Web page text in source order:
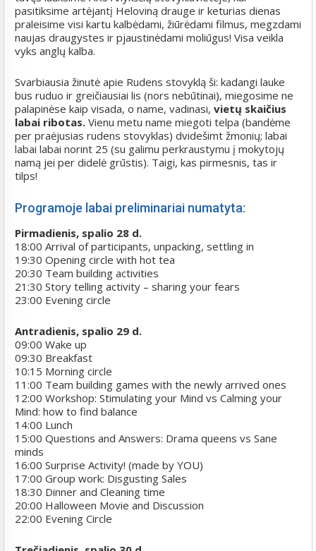
pasitiksime artėjantį Heloviną drauge ir keturias dienas
praleisime visi kartu kalbėdami, žiūrėdami filmus, megzdami
naujas draugystes ir pjaustinėdami moliūgus! Visa veikla
vyks anglų kalba.
Svarbiausia žinutė apie Rudens stovyklą ši: kadangi lauke
bus ruduo ir greičiausiai lis (nors nebūtinai), miegosime ne
palapinėse kaip visada, o name, vadinasi, vietų skaičius
labai ribotas. Vienu metu name miegoti telpa (bandėme
per praėjusias rudens stovyklas) dvidešimt žmonių; labai
labai labai norint 25 (su galimu perkraustymu į mokytojų
namą jei per didelė grūstis). Taigi, kas pirmesnis, tas ir
tilps!
Programoje labai preliminariai numatyta:
Pirmadienis, spalio 28 d.
18:00 Arrival of participants, unpacking, settling in
19:30 Opening circle with hot tea
20:30 Team building activities
21:30 Story telling activity – sharing your fears
23:00 Evening circle
Antradienis, spalio 29 d.
09:00 Wake up
09:30 Breakfast
10:15 Morning circle
11:00 Team building games with the newly arrived ones
12:00 Workshop: Stimulating your Mind vs Calming your
Mind: how to find balance
14:00 Lunch
15:00 Questions and Answers: Drama queens vs Sane
minds
16:00 Surprise Activity! (made by YOU)
17:00 Group work: Disgusting Sales
18:30 Dinner and Cleaning time
20:00 Halloween Movie and Discussion
22:00 Evening Circle